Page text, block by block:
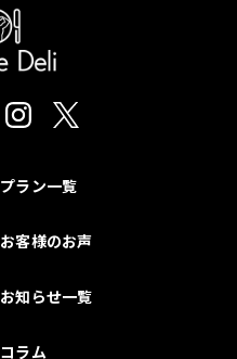
プラン一覧
お客様のお声
お知らせ一覧
コラム